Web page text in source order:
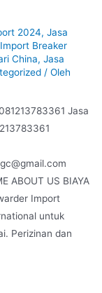
2024, Jasa
Breaker
China, Jasa
/ Oleh
Jasa
ABOUT US BIAYA
Import
untuk
Perizinan dan